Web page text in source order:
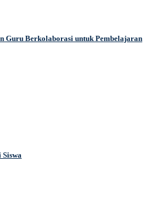
Guru Berkolaborasi untuk Pembelajaran